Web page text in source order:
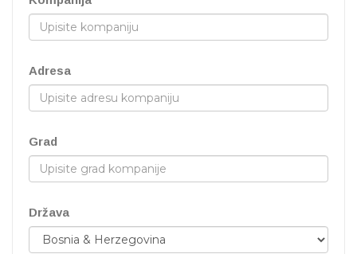
Adresa
Grad
Država